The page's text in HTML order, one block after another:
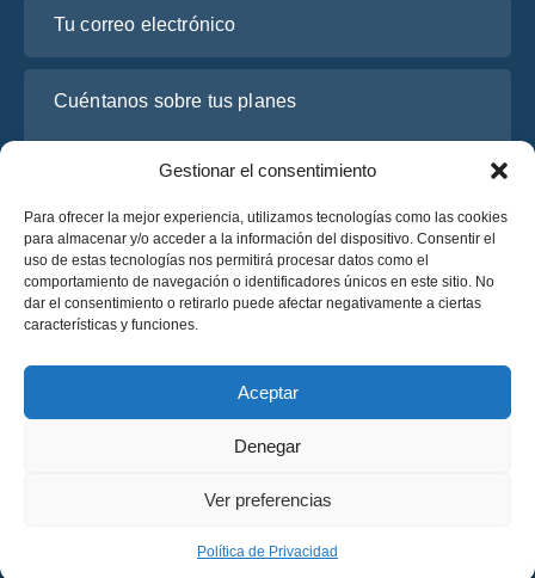
Gestionar el consentimiento
Para ofrecer la mejor experiencia, utilizamos tecnologías como las cookies
para almacenar y/o acceder a la información del dispositivo. Consentir el
uso de estas tecnologías nos permitirá procesar datos como el
comportamiento de navegación o identificadores únicos en este sitio. No
dar el consentimiento o retirarlo puede afectar negativamente a ciertas
características y funciones.
Aceptar
Denegar
Ver preferencias
Política de Privacidad
Política de Privacidad
Términos y Condiciones
He leído y acepto la
Solicite un presupuesto
Solicite un presupuesto